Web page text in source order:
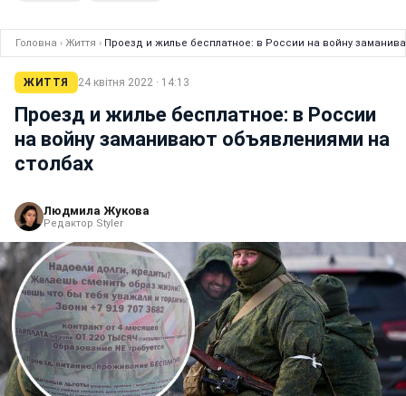
Головна › Життя › Проезд и жилье бесплатное: в России на войну
ЖИТТЯ 24 квітня 2022 · 14:13
Проезд и жилье бесплатное: в России
на войну заманивают объявлениями на
столбах
Людмила Жукова
Редактор Styler